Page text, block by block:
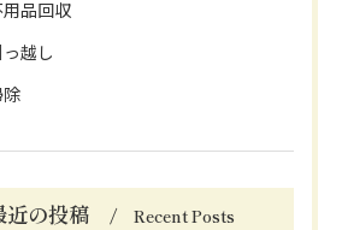
品回収
越し
近の投稿 Recent Posts